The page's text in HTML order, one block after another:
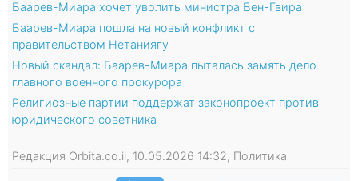
Баарев-Миара хочет уволить министра Бен-Гвира
Баарев-Миара пошла на новый конфликт с
правительством Нетаниягу
Новый скандал: Баарев-Миара пыталась замять дело
главного военного прокурора
Религиозные партии поддержат законопроект против
юридического советника
Редакция Orbita.co.il, 10.05.2026 14:32, Политика